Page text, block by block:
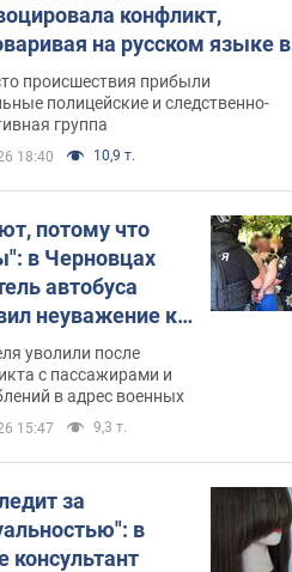
конфликт,
на русском языке в
полиция составила
протокол.
происшествия прибыли
полицейские и следственно-
группа
18:40 10,9 т.
потому что
в Черновцах
автобуса
неуважение к
военным и
за это.
уволили после
с пассажирами и
в адрес военных
15:47 9,3 т.
за
в
консультант